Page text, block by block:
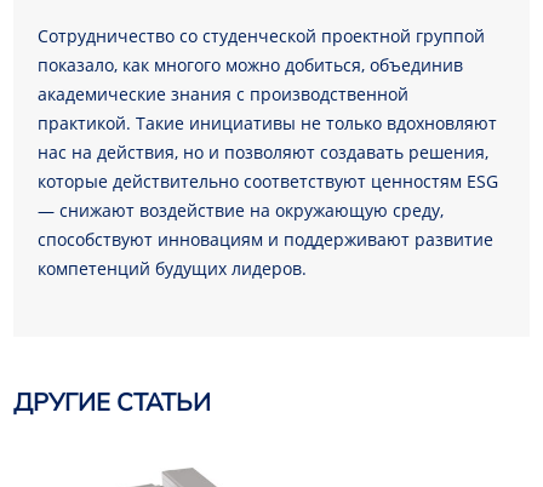
Сотрудничество со студенческой проектной группой
показало, как многого можно добиться, объединив
академические знания с производственной
практикой. Такие инициативы не только вдохновляют
нас на действия, но и позволяют создавать решения,
которые действительно соответствуют ценностям ESG
— снижают воздействие на окружающую среду,
способствуют инновациям и поддерживают развитие
компетенций будущих лидеров.
ДРУГИЕ СТАТЬИ